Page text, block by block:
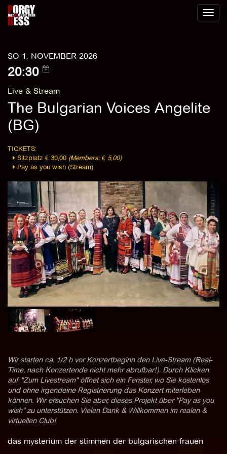
Toggle
SO 1. NOVEMBER 2026
20:30
Live & Stream
The Bulgarian Voices Angelite
(BG)
TICKETS:
Sitzplatz € 30,00 (Members: € 5,00)
Pay as you wish (Stream)
Wir starten ca. 1/2 h vor Konzertbeginn den Live-Stream (Real-
Time, nach Konzertende nicht mehr abrufbar!). Durch Klicken
auf "Zum Livestream" öffnet sich ein Fenster, wo Sie kostenlos
und ohne irgendeine Registrierung das Konzert miterleben
können. Wir ersuchen Sie aber, dieses Projekt über "Pay as you
wish" zu unterstützen. Vielen Dank & Willkommen im realen &
virtuellen Club!
das mysterium der stimmen der bulgarischen frauen